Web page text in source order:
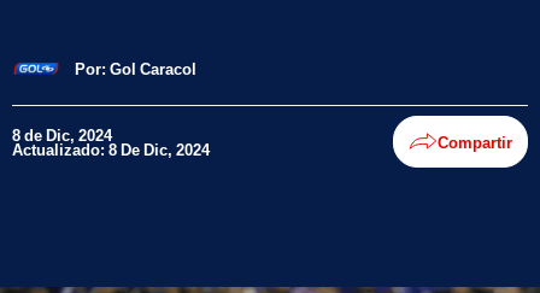
Por: Gol Caracol
8 de Dic, 2024
Actualizado: 8 De Dic, 2024 Compartir